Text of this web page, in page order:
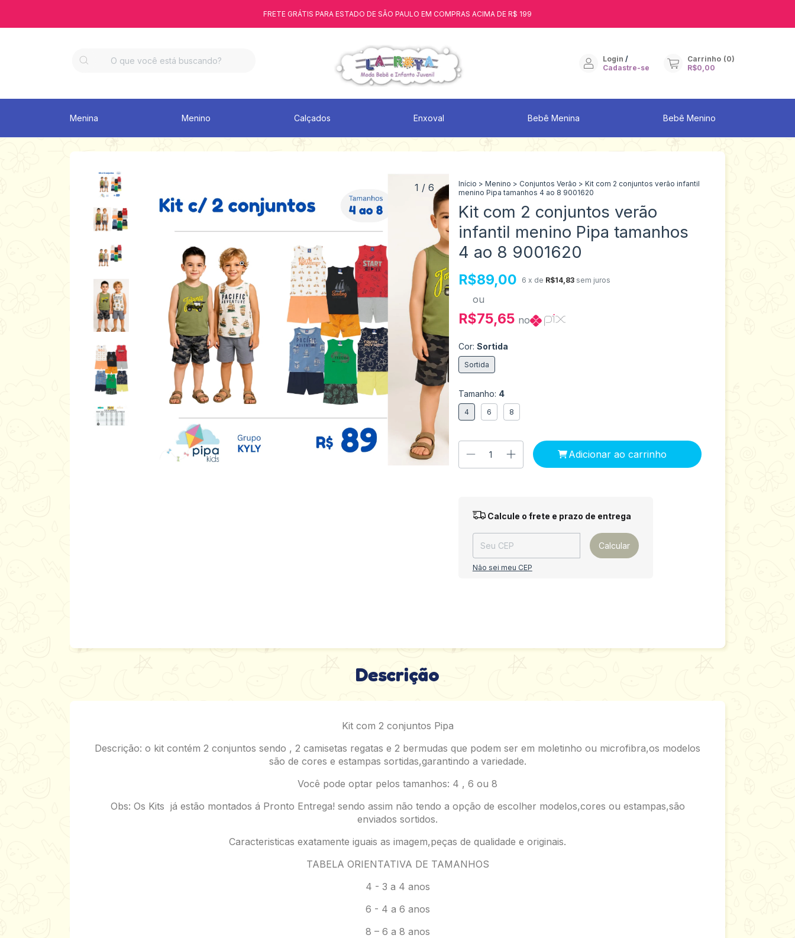
FRETE GRÁTIS PARA ESTADO DE SÃO PAULO EM COMPRAS ACIMA DE R$ 199
Login /
Cadastre-se
Carrinho (0)
R$0,00
Menina Menino Calçados Enxoval Bebê Menina Bebê Menino
1 / 6 Início > Menino > Conjuntos Verão > Kit com 2 conjuntos verão infantil
menino Pipa tamanhos 4 ao 8 9001620
Kit com 2 conjuntos verão
infantil menino Pipa tamanhos
4 ao 8 9001620
R$89,00 6 x de R$14,83 sem juros
ou
R$75,65 no
Cor: Sortida
Sortida
Tamanho: 4
4 6 8
Entregas para o CEP: Alterar CEP
Calcule o frete e prazo de entrega
Calcular
Não sei meu CEP
Descrição
Kit com 2 conjuntos Pipa
Descrição: o kit contém 2 conjuntos sendo , 2 camisetas regatas e 2 bermudas que podem ser em moletinho ou microfibra,os modelos
são de cores e estampas sortidas,garantindo a variedade.
Você pode optar pelos tamanhos: 4 , 6 ou 8
Obs: Os Kits já estão montados á Pronto Entrega! sendo assim não tendo a opção de escolher modelos,cores ou estampas,são
enviados sortidos.
Caracteristicas exatamente iguais as imagem,peças de qualidade e originais.
TABELA ORIENTATIVA DE TAMANHOS
4 - 3 a 4 anos
6 - 4 a 6 anos
8 – 6 a 8 anos